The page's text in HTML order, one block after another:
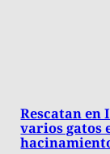
Rescatan en
varios gatos